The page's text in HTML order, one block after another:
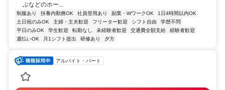
ぶなどのホー...
制服あり 扶養内勤務OK 社員登用あり 副業・WワークOK
1日4時間以内OK
土日祝のみOK
主婦・主夫歓迎 フリーター歓迎 シフト自由
学歴不問
平日のみOK
学生歓迎 転勤なし 未経験者歓迎 交通費全額支給
経験者歓迎
週払いOK
月1シフト提出 研修あり 夕方
アルバイト・パート